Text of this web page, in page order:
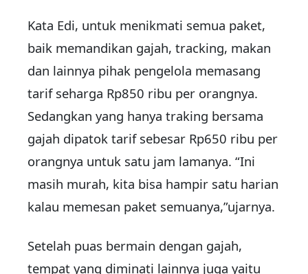
Kata Edi, untuk menikmati semua paket,
baik memandikan gajah, tracking, makan
dan lainnya pihak pengelola memasang
tarif seharga Rp850 ribu per orangnya.
Sedangkan yang hanya traking bersama
gajah dipatok tarif sebesar Rp650 ribu per
orangnya untuk satu jam lamanya. “Ini
masih murah, kita bisa hampir satu harian
kalau memesan paket semuanya,”ujarnya.
Setelah puas bermain dengan gajah,
tempat yang diminati lainnya juga yaitu